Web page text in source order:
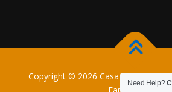
Copyright © 2026 Casa Training–
Need Help?